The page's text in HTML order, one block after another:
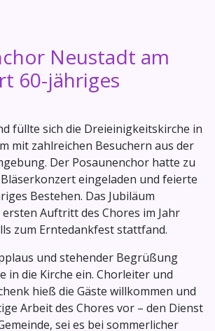
Neustadt am
60-jähriges
füllte sich die Dreieinigkeitskirche in
mit zahlreichen Besuchern aus der
Der Posaunenchor hatte zu
eingeladen und feierte
Bestehen. Das Jubiläum
Auftritt des Chores im Jahr
zum Erntedankfest stattfand.
und stehender Begrüßung
in die Kirche ein. Chorleiter und
hieß die Gäste willkommen und
Arbeit des Chores vor – den Dienst
sei es bei sommerlicher